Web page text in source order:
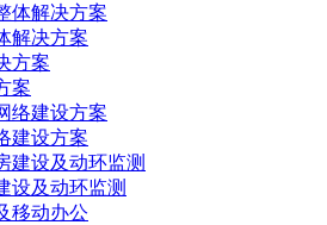
解决方案
案
建设方案
设及动环监测